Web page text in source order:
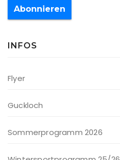
Abonnieren
INFOS
Flyer
Guckloch
Sommerprogramm 2026